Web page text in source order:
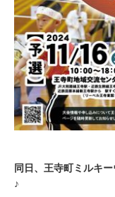
同日、王寺町ミルキ
♪